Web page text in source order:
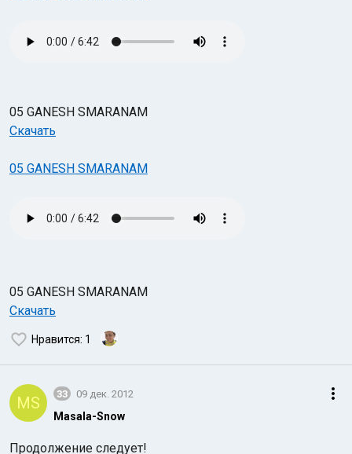
05 GANESH SMARANAM
Скачать
05 GANESH SMARANAM
05 GANESH SMARANAM
Скачать
Нравится: 1
MS 33 09 дек. 2012
Masala-Snow
Продолжение следует!